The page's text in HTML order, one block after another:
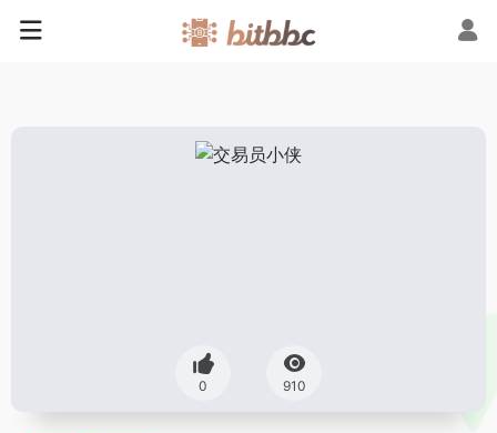
0 910